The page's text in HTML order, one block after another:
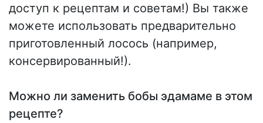
доступ к рецептам и советам!) Вы также
можете использовать предварительно
приготовленный лосось (например,
консервированный!).
Можно ли заменить бобы эдамаме в этом
рецепте?